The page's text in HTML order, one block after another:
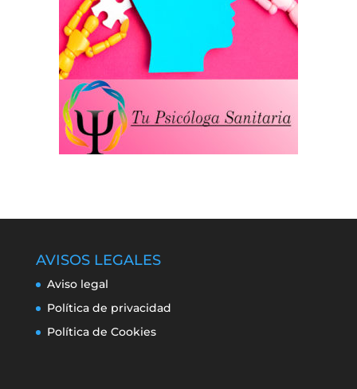
AVISOS LEGALES
Aviso legal
Política de privacidad
Política de Cookies